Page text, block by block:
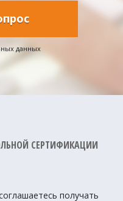
данных
СЕРТИФИКАЦИИ
получать